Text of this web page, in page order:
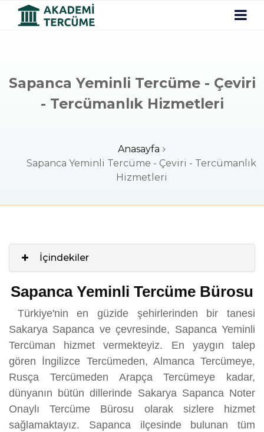
Sapanca Yeminli Tercüme - Çeviri
- Tercümanlık Hizmetleri
Anasayfa
Sapanca Yeminli Tercüme - Çeviri - Tercümanlık
Hizmetleri
İçindekiler
Sapanca Yeminli Tercüme Bürosu
Türkiye'nin en güzide şehirlerinden bir tanesi
Sakarya Sapanca ve çevresinde, Sapanca Yeminli
Tercüman hizmet vermekteyiz. En yaygın talep
gören İngilizce Tercümeden, Almanca Tercümeye,
Rusça Tercümeden Arapça Tercümeye kadar,
dünyanın bütün dillerinde Sakarya Sapanca Noter
Onaylı Tercüme Bürosu olarak sizlere hizmet
sağlamaktayız. Sapanca ilçesinde bulunan tüm